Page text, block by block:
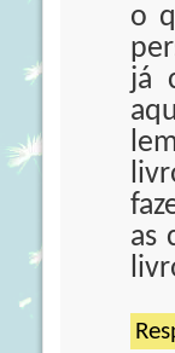
o
já
as